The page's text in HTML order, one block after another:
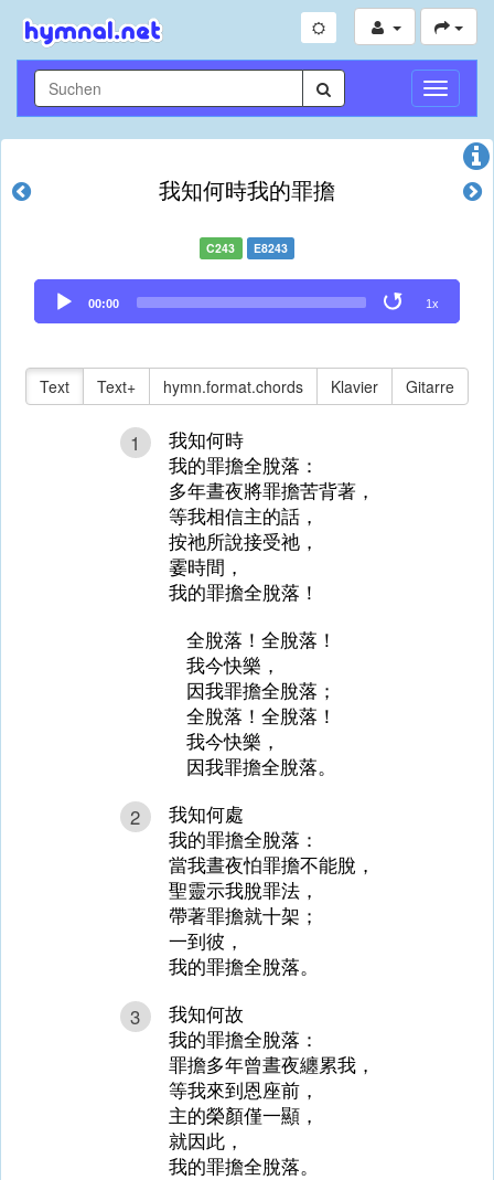
我知何時我的罪擔
C243 E8243
Audio
Player
00:00 1x
Text Text+ hymn.format.chords Klavier Gitarre
1
我知何時
我的罪擔全脫落：
多年晝夜將罪擔苦背著，
等我相信主的話，
按祂所說接受祂，
霎時間，
我的罪擔全脫落！
全脫落！全脫落！
我今快樂，
因我罪擔全脫落；
全脫落！全脫落！
我今快樂，
因我罪擔全脫落。
2
我知何處
我的罪擔全脫落：
當我晝夜怕罪擔不能脫，
聖靈示我脫罪法，
帶著罪擔就十架；
一到彼，
我的罪擔全脫落。
3
我知何故
我的罪擔全脫落：
罪擔多年曾晝夜纏累我，
等我來到恩座前，
主的榮顏僅一顯，
就因此，
我的罪擔全脫落。